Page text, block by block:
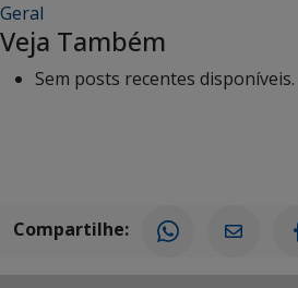
Geral
Veja Também
Sem posts recentes disponíveis.
Compartilhe: